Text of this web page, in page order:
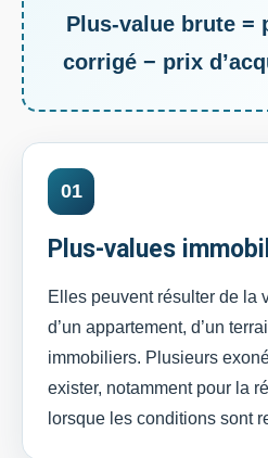
Plus-value brute =
corrigé − prix
01
Plus-values
Elles peuvent résulter de la
d’un appartement, d’un
immobiliers. Plusieurs
exister, notamment pour la
lorsque les conditions sont